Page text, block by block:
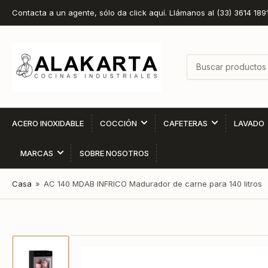
Contacta a un agente, sólo da click aquí. Llámanos al (33) 3614 1891
productos
ACERO INOXIDABLE COCCIÓN CAFETERAS LAVADO
MARCAS SOBRE NOSOTROS
Casa » AC 140 MDAB INFRICO Madurador de carne para 140 litros